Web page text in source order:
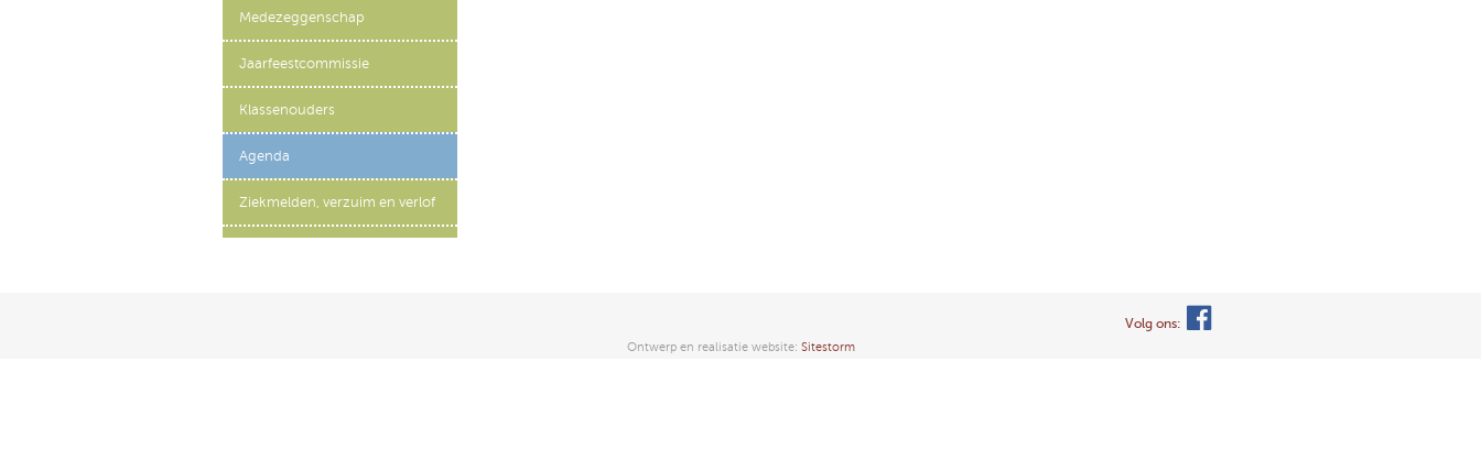
Medezeggenschap
Jaarfeestcommissie
Klassenouders
Agenda
Ziekmelden, verzuim en verlof
Volg ons:
Ontwerp en realisatie website: Sitestorm